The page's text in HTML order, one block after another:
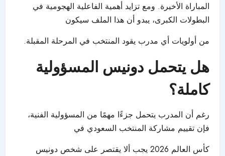
المباراة الأخيرة. ومع تزايد أهمية الفاعلية الهجومية في
البطولات الكبرى، يبدو أن هذا الملف سيكون
من أولويات أي مدرب يقود المنتخب في المرحلة المقبلة.
هل يتحمل دونيس المسؤولية
كاملة؟
رغم أن المدرب يتحمل جزءًا مهمًا من المسؤولية الفنية،
فإن تقييم مشاركة المنتخب السعودي في
كأس العالم 2026 يجب ألا يقتصر على شخص دونيس